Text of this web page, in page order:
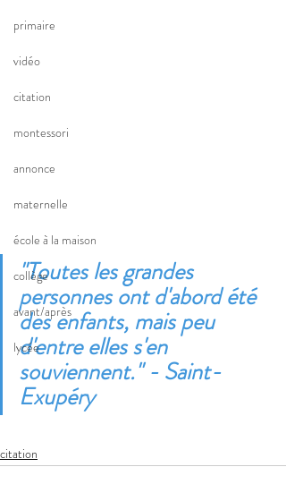
primaire
vidéo
citation
montessori
annonce
maternelle
école à la maison
collège
avant/après
lycée
"Toutes les grandes
personnes ont d'abord été
des enfants, mais peu
d'entre elles s'en
souviennent." - Saint-
Exupéry
citation